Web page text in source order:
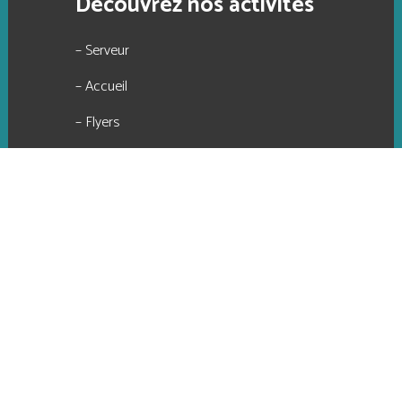
– Serveur
– Accueil
– Flyers